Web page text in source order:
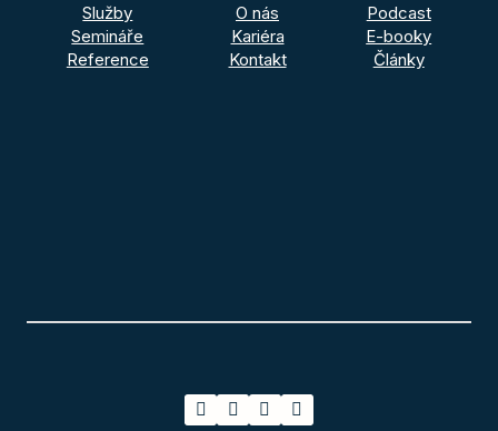
Služby
Semináře
Reference
O nás
Kariéra
Kontakt
Podcast
E-booky
Články